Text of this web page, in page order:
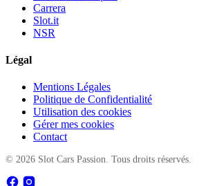
Carrera
Slot.it
NSR
Légal
Mentions Légales
Politique de Confidentialité
Utilisation des cookies
Gérer mes cookies
Contact
© 2026 Slot Cars Passion. Tous droits réservés.